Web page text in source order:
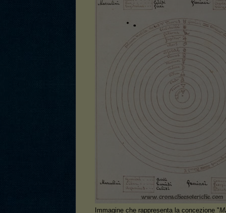
Immagine che rappresenta la concezione "